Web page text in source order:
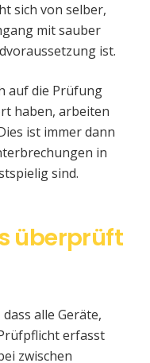
sich von selber,
mit sauber
ist.
auf die Prüfung
haben, arbeiten
ist immer dann
in
sind.
überprüft
alle Geräte,
erfasst
zwischen